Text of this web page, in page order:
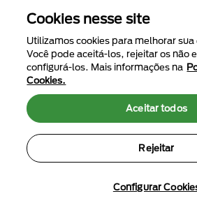
Menu Footer Secundario
All Nestlé Purina trademarks owned by
Vevey, Switzerland or are used
Termos de uso
Cookies nesse site
Utilizamos cookies para melhorar
Você pode aceitá-los, rejeitar os não
configurá-los. Mais informações na
Cookies.
Configurar
Rejeitar
Aceitar todos